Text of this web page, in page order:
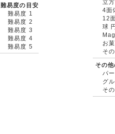
難易度の目安
難易度 1
難易度 2
難易度 3
難易度 4
難易度 5
立
4面
12
球
お
そ
その
パ
グ
そ